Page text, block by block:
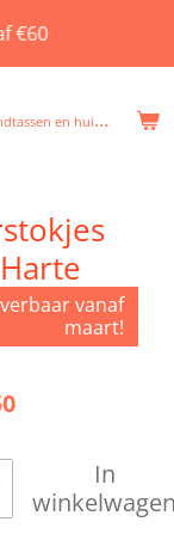
€60
in Beveren
vanaf
maart!
In